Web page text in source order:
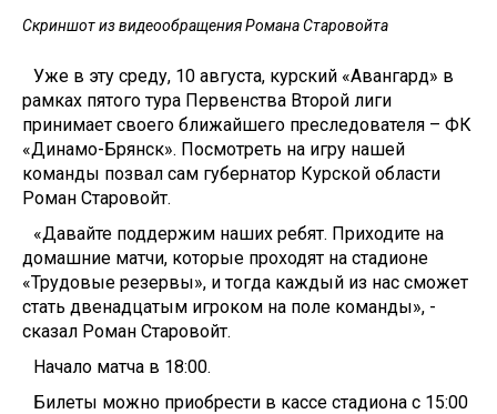
Скриншот из видеообращения Романа Старовойта
Уже в эту среду, 10 августа, курский «Авангард» в
рамках пятого тура Первенства Второй лиги
принимает своего ближайшего преследователя – ФК
«Динамо-Брянск». Посмотреть на игру нашей
команды позвал сам губернатор Курской области
Роман Старовойт.
«Давайте поддержим наших ребят. Приходите на
домашние матчи, которые проходят на стадионе
«Трудовые резервы», и тогда каждый из нас сможет
стать двенадцатым игроком на поле команды», -
сказал Роман Старовойт.
Начало матча в 18:00.
Билеты можно приобрести в кассе стадиона с 15:00